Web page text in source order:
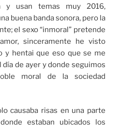
y usan temas muy 2016,
buena banda sonora, pero la
el sexo “inmoral” pretende
sinceramente he visto
y hentai que eso que se me
de ayer y donde seguimos
moral de la sociedad
causaba risas en una parte
estaban ubicados los